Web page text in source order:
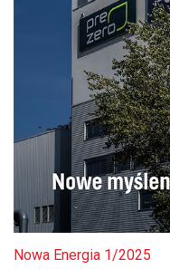
Nowa Energia 1/2025